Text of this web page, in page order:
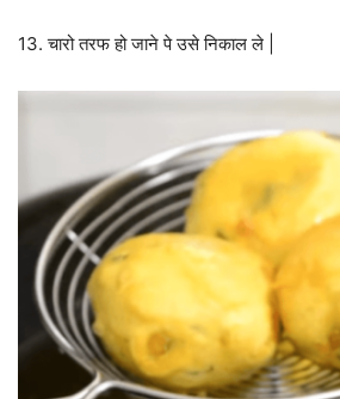
13. चारो तरफ हो जाने पे उसे निकाल ले |